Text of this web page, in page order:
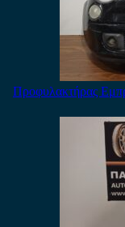
Προφυλακτήρας